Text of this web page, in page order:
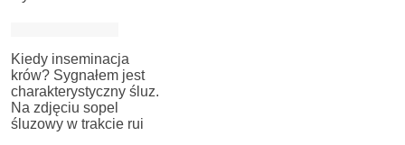
Kiedy inseminacja
krów? Sygnałem jest
charakterystyczny śluz.
Na zdjęciu sopel
śluzowy w trakcie rui